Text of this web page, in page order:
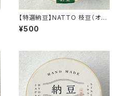
【特選納豆】NATTO 枝豆（オリ
ーブオイル）
¥500